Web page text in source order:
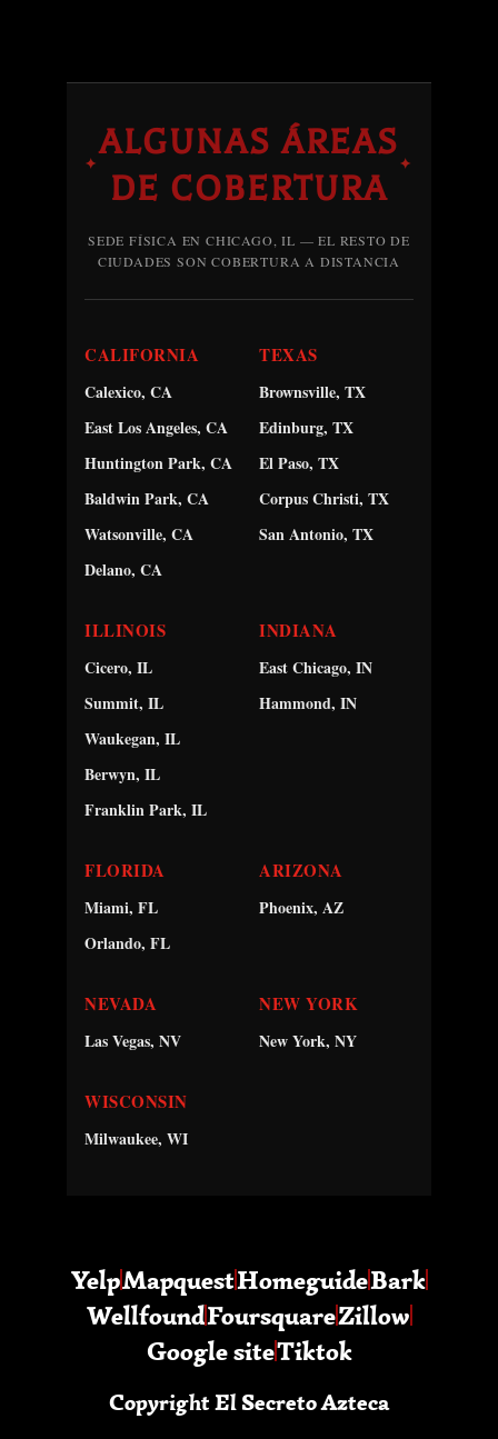
✦
ALGUNAS ÁREAS
DE COBERTURA
✦
SEDE FÍSICA EN CHICAGO, IL — EL RESTO DE
CIUDADES SON COBERTURA A DISTANCIA
CALIFORNIA
Calexico, CA
East Los Angeles, CA
Huntington Park, CA
Baldwin Park, CA
Watsonville, CA
Delano, CA
TEXAS
Brownsville, TX
Edinburg, TX
El Paso, TX
Corpus Christi, TX
San Antonio, TX
ILLINOIS
Cicero, IL
Summit, IL
Waukegan, IL
Berwyn, IL
Franklin Park, IL
INDIANA
East Chicago, IN
Hammond, IN
FLORIDA
Miami, FL
Orlando, FL
ARIZONA
Phoenix, AZ
NEVADA
Las Vegas, NV
NEW YORK
New York, NY
WISCONSIN
Milwaukee, WI
YelpMapquestHomeguideBark
WellfoundFoursquareZillow
Google siteTiktok
Copyright El Secreto Azteca